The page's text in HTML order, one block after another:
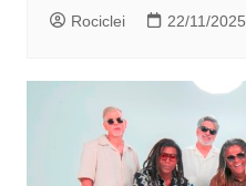
Rociclei 22/11/2025